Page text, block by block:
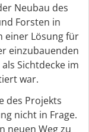
Neubau des
Forsten in
einer Lösung für
einzubauenden
Sichtdecke im
war.
des Projekts
nicht in Frage.
neuen Weg zu